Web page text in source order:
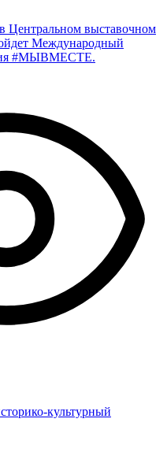
Центральном выставочном
Международный
#МЫВМЕСТЕ.
культурный